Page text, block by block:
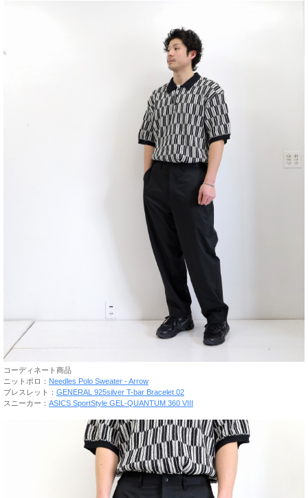
コーディネート商品
ニットポロ： Needles Polo Sweater - Arrow
ブレスレット： GENERAL 925silver T-bar Bracelet 02
スニーカー： ASICS SportStyle GEL-QUANTUM 360 VIII